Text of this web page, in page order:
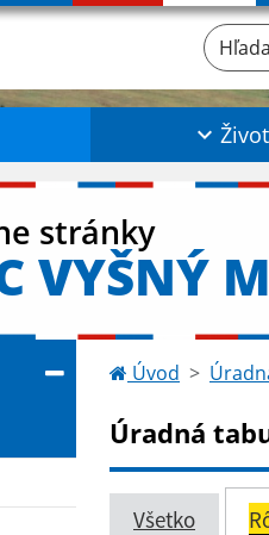
stránky
VYŠNÝ
Úvod
Úradná
Všetko